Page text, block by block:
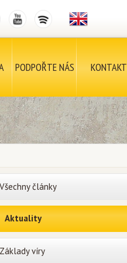
PODPOŘTE NÁS KONTAKT
Všechny články
Aktuality
Základy víry